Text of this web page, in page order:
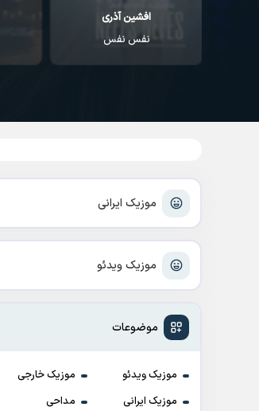
افشین آذری
نفس نفس
موزیک ایرانی
موزیک ویدئو
موضوعات
موزیک ویدئو
موزیک خارجی
موزیک ایرانی
مداحی